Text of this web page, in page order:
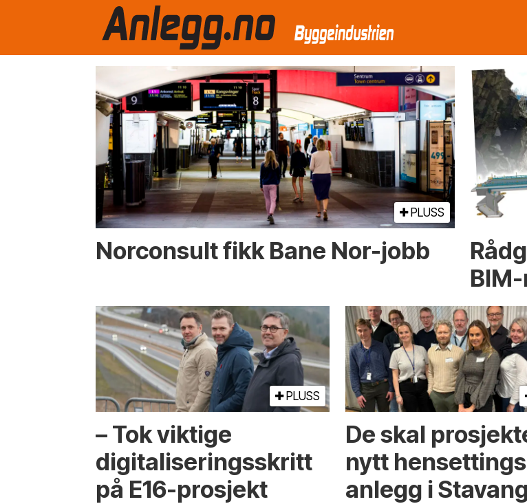
rådgiver
PLUSS
Norconsult fikk Bane Nor-jobb
PLUSS
– Tok viktige
digitaliseringsskritt
på E16-prosjekt
De skal
nytt
anlegg i